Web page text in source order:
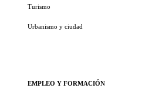
Turismo
Urbanismo y ciudad
EMPLEO Y FORMACIÓN